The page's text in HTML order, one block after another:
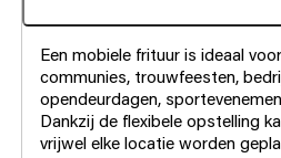
Een mobiele frituur is ideaal
communies, trouwfeesten,
opendeurdagen,
Dankzij de flexibele opstelling
vrijwel elke locatie worden